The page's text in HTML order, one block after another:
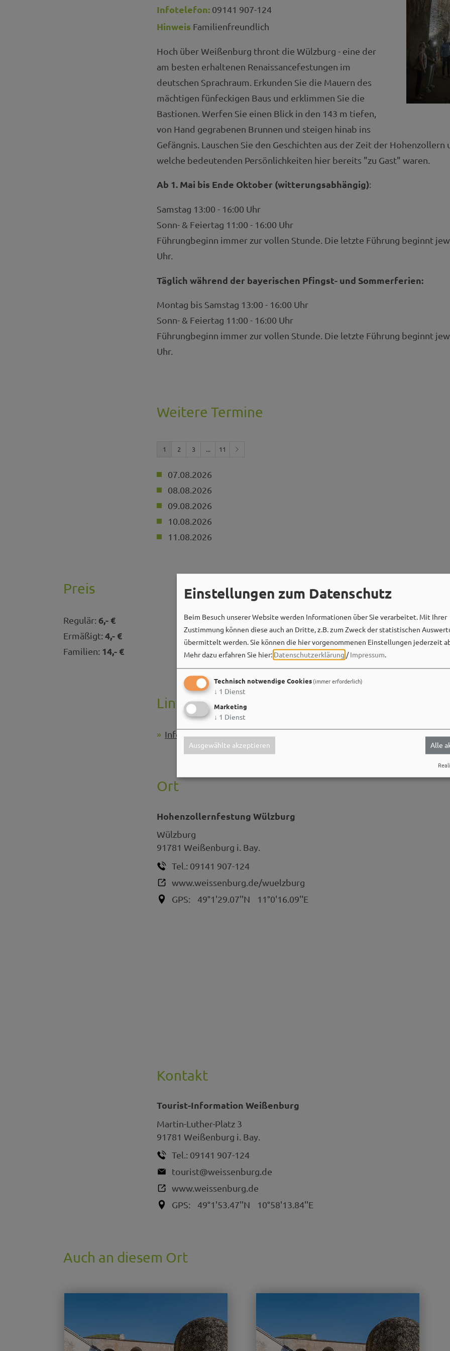
Infotelefon: 09141 907-124
Hinweis Familienfreundlich
Hoch über Weißenburg thront die Wülzburg - eine der
am besten erhaltenen Renaissancefestungen im
deutschen Sprachraum. Erkunden Sie die Mauern des
mächtigen fünfeckigen Baus und erklimmen Sie die
Bastionen. Werfen Sie einen Blick in den 143 m tiefen,
von Hand gegrabenen Brunnen und steigen hinab ins
Gefängnis. Lauschen Sie den Geschichten aus der Zeit der Hohenzollern
welche bedeutenden Persönlichkeiten hier bereits "zu Gast" waren.
Ab 1. Mai bis Ende Oktober (witterungsabhängig):
Samstag 13:00 - 16:00 Uhr
Sonn- & Feiertag 11:00 - 16:00 Uhr
Führungbeginn immer zur vollen Stunde. Die letzte Führung beginnt
Uhr.
Täglich während der bayerischen Pfingst- und Sommerferien:
Montag bis Samstag 13:00 - 16:00 Uhr
Sonn- & Feiertag 11:00 - 16:00 Uhr
Führungbeginn immer zur vollen Stunde. Die letzte Führung beginnt
Uhr.
Weitere Termine
1 2 3 ... 11
07.08.2026
08.08.2026
09.08.2026
10.08.2026
11.08.2026
Preis
Regulär: 6,- €
Ermäßigt: 4,- €
Familien: 14,- €
Links
Infos zur Festungsanlage
Ort
Hohenzollernfestung Wülzburg
Wülzburg
91781 Weißenburg i. Bay.
Tel.: 09141 907-124
www.weissenburg.de/wuelzburg
GPS:
49°1'29.07''N 11°0'16.09''E
Kontakt
Tourist-Information Weißenburg
Martin-Luther-Platz 3
91781 Weißenburg i. Bay.
Tel.: 09141 907-124
tourist@weissenburg.de
www.weissenburg.de
GPS:
49°1'53.47''N 10°58'13.84''E
Auch an diesem Ort
Einstellungen zum Datenschutz
Beim Besuch unserer Website werden Informationen über Sie verarbeitet. Mit Ihrer
Zustimmung können diese auch an Dritte, z.B. zum Zweck der statistischen
übermittelt werden. Sie können die hier vorgenommenen Einstellungen jederzeit
Mehr dazu erfahren Sie hier: Datenschutzerklärung /Impressum.
Technisch notwendige Cookies(immer erforderlich)
↓ 1 Dienst
Marketing
↓ 1 Dienst
Ausgewählte akzeptieren Alle